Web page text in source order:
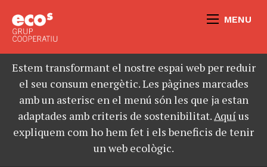
MENU
Estem transformant el nostre espai web per reduir
el seu consum energètic. Les pàgines marcades
amb un asterisc en el menú són les que ja estan
adaptades amb criteris de sostenibilitat.Aquíus
expliquem com ho hem fet i els beneficis de tenir
un web ecològic.